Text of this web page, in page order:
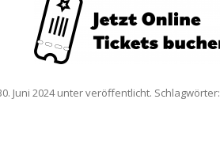
Juni 2024unter veröffentlicht. Schlagwörter: